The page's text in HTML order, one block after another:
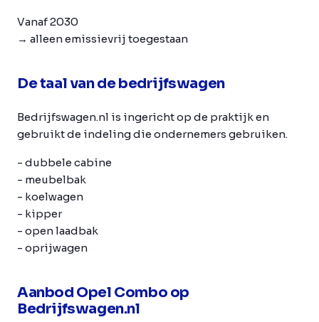
Vanaf 2030
→ alleen emissievrij toegestaan
De taal van de bedrijfswagen
Bedrijfswagen.nl is ingericht op de praktijk en
gebruikt de indeling die ondernemers gebruiken.
- dubbele cabine
- meubelbak
- koelwagen
- kipper
- open laadbak
- oprijwagen
Aanbod Opel Combo op
Bedrijfswagen.nl